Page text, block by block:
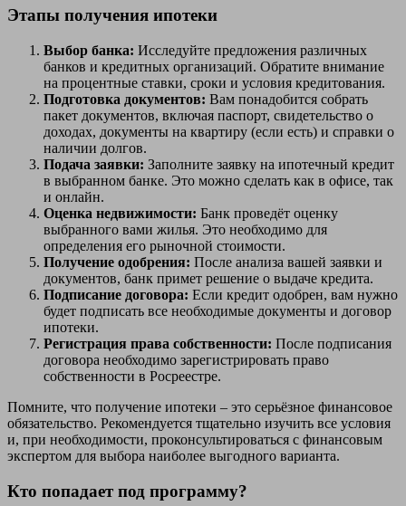
Этапы получения ипотеки
Выбор банка: Исследуйте предложения различных
банков и кредитных организаций. Обратите внимание
на процентные ставки, сроки и условия кредитования.
Подготовка документов: Вам понадобится собрать
пакет документов, включая паспорт, свидетельство о
доходах, документы на квартиру (если есть) и справки о
наличии долгов.
Подача заявки: Заполните заявку на ипотечный кредит
в выбранном банке. Это можно сделать как в офисе, так
и онлайн.
Оценка недвижимости: Банк проведёт оценку
выбранного вами жилья. Это необходимо для
определения его рыночной стоимости.
Получение одобрения: После анализа вашей заявки и
документов, банк примет решение о выдаче кредита.
Подписание договора: Если кредит одобрен, вам нужно
будет подписать все необходимые документы и договор
ипотеки.
Регистрация права собственности: После подписания
договора необходимо зарегистрировать право
собственности в Росреестре.
Помните, что получение ипотеки – это серьёзное финансовое
обязательство. Рекомендуется тщательно изучить все условия
и, при необходимости, проконсультироваться с финансовым
экспертом для выбора наиболее выгодного варианта.
Кто попадает под программу?